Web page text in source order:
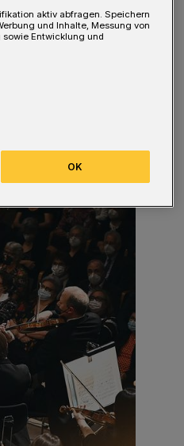
aktiv abfragen. Speichern
und Inhalte, Messung von
Entwicklung und
OK